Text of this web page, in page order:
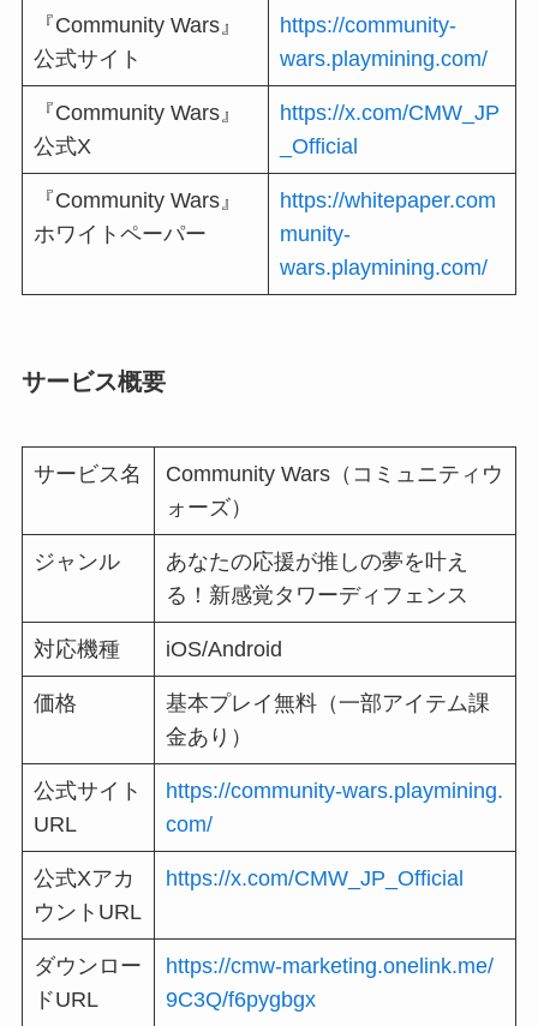
『Community Wars』
公式サイト
https://community-
wars.playmining.com/
『Community Wars』
公式X
https://x.com/CMW_JP
_Official
『Community Wars』
ホワイトペーパー
https://whitepaper.com
munity-
wars.playmining.com/
サービス概要
サービス名
Community Wars（コミュニティウ
ォーズ）
ジャンル
あなたの応援が推しの夢を叶え
る！新感覚タワーディフェンス
対応機種 iOS/Android
価格
基本プレイ無料（⼀部アイテム課
⾦あり）
公式サイト
URL
https://community-wars.playmining.
com/
公式Xアカ
ウントURL
https://x.com/CMW_JP_Official
ダウンロー
ドURL
https://cmw-marketing.onelink.me/
9C3Q/f6pygbgx